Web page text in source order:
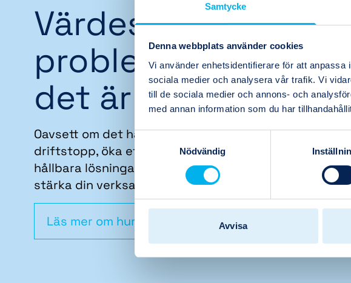
Samtycke
Denna webbplats använder cookies
Vi använder enhetsidentifierare för att
sociala medier och analysera vår trafik. Vi
till de sociala medier och annons- och
med annan information som du har
Samtyckesval
Nödvändig
Avvisa
Värdeskapande
problemlösare,
det är vi
Oavsett om det handlar om att förebygga
driftstopp, öka effektiviteten eller skapa
hållbara lösningar för framtiden, är vi här för att
stärka din verksamhet.
Läs mer om hur vi jobbar